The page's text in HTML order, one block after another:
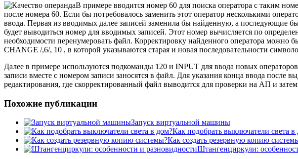
В примере вводится номер 60 для поиска оператора с таким
после номера 60. Если бы потребовалось заменить этот оператор несколькими
ввода. Первая из вводимых далее записей заменила бы найденную, а последующие
будет выводиться номер для вводимых записей. Этот номер вычисляется по
необходимости перенумеровать файл. Корректировку найденного оператора можно
CHANGE /,6/, 10 , в которой указываются старая и новая последовательности
Далее в примере используются подкоманды 120 и INPUT для ввода новых
записи вместе с номером записи заносятся в файл. Для указания конца ввода после
редактирования, где скорректированный файл выводится для проверки на АП и затем
Похожие публикации
Запуск виртуальной машины
Как подобрать выключатели света в
Как создать резервную копию
Штангенциркули: